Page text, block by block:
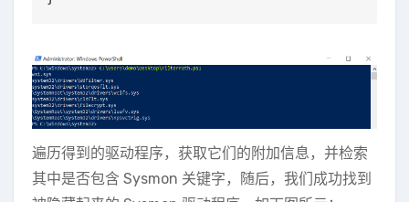
遍历得到的驱动程序，获取它们的附加信息，并检索
其中是否包含 Sysmon 关键字，随后，我们成功找到